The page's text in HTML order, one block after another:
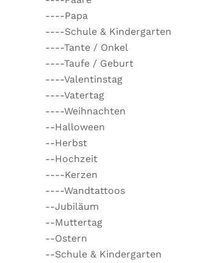
----Papa
----Schule & Kindergarten
----Tante / Onkel
----Taufe / Geburt
----Valentinstag
----Vatertag
----Weihnachten
--Halloween
--Herbst
--Hochzeit
----Kerzen
----Wandtattoos
--Jubiläum
--Muttertag
--Ostern
--Schule & Kindergarten